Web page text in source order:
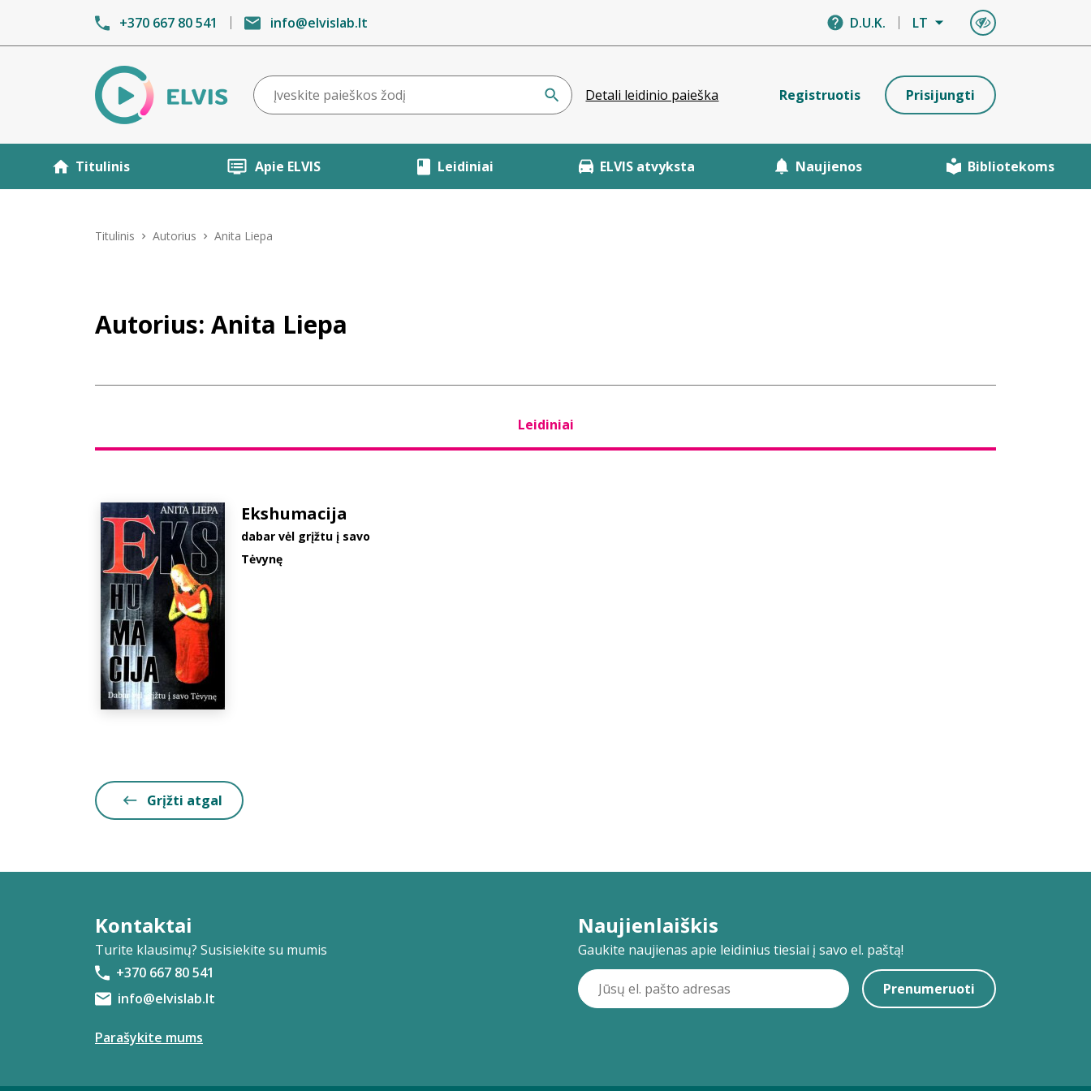
+370 667 80 541 info@elvislab.lt D.U.K. LT
Detali leidinio paieška Registruotis Prisijungti
Titulinis Apie ELVIS Leidiniai ELVIS atvyksta Naujienos Bibliotekoms
Titulinis Autorius Anita Liepa
Autorius: Anita Liepa
Leidiniai
Ekshumacija
dabar vėl grįžtu į savo
Tėvynę
Grįžti atgal
Kontaktai
Turite klausimų? Susisiekite su mumis
+370 667 80 541
info@elvislab.lt
Parašykite mums
Naujienlaiškis
Gaukite naujienas apie leidinius tiesiai į savo el. paštą!
Prenumeruoti